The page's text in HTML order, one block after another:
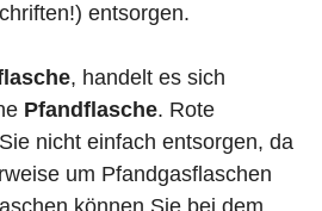
entsorgen.
, handelt es sich
Pfandflasche. Rote
nicht einfach entsorgen, da
um Pfandgasflaschen